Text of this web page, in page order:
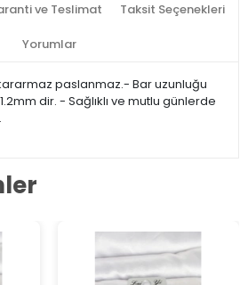
ve Teslimat Taksit Seçenekleri
Yorumlar
paslanmaz.- Bar uzunluğu
dir. - Sağlıklı ve mutlu günlerde